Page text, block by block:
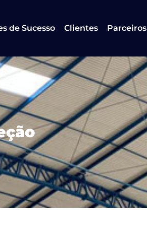
de Sucesso Clientes Parceiros